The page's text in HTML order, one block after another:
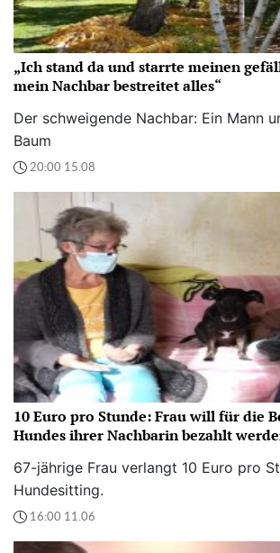
„Ich stand da und starrte meinen
mein Nachbar bestreitet alles“
Der schweigende Nachbar: Ein Mann
Baum
20:00 15.08
10 Euro pro Stunde: Frau will für die
Hundes ihrer Nachbarin bezahlt
67-jährige Frau verlangt 10 Euro pro
Hundesitting.
16:00 11.06